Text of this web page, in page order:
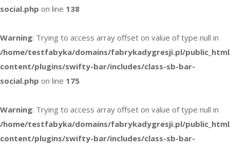
social.php on line 138
Warning: Trying to access array offset on value of type null in
/home/testfabyka/domains/fabrykadygresji.pl/
content/plugins/swifty-bar/includes/class-sb-bar-
social.php on line 175
Warning: Trying to access array offset on value of type null in
/home/testfabyka/domains/fabrykadygresji.pl/
content/plugins/swifty-bar/includes/class-sb-bar-